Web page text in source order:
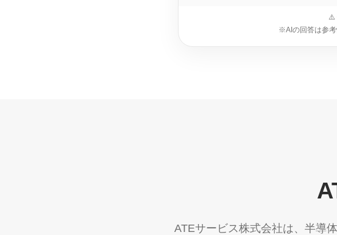
⚠️
※AIの回答は参考
ATEサービス株式会社は、半導